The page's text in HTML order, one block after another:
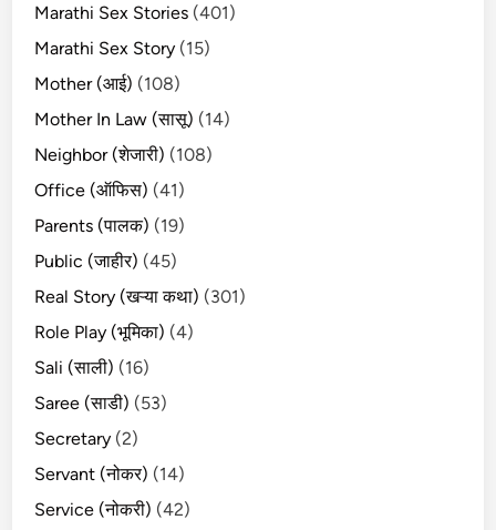
Marathi Sex Stories (401)
Marathi Sex Story (15)
Mother (आई) (108)
Mother In Law (सासू) (14)
Neighbor (शेजारी) (108)
Office (ऑफिस) (41)
Parents (पालक) (19)
Public (जाहीर) (45)
Real Story (खऱ्या कथा) (301)
Role Play (भूमिका) (4)
Sali (साली) (16)
Saree (साडी) (53)
Secretary (2)
Servant (नोकर) (14)
Service (नोकरी) (42)